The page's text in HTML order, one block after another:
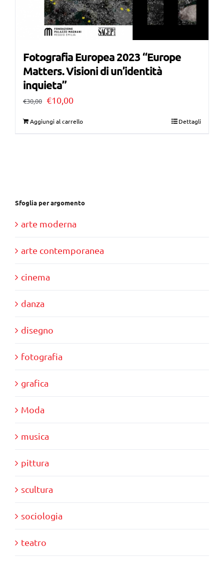
Fotografia Europea 2023 “Europe
Matters. Visioni di un’identità
inquieta”
€30,00 Il
€10,00Il
Aggiungi al carrello Dettagli
Sfoglia per argomento
arte moderna
arte contemporanea
cinema
danza
disegno
fotografia
grafica
Moda
musica
pittura
scultura
sociologia
teatro